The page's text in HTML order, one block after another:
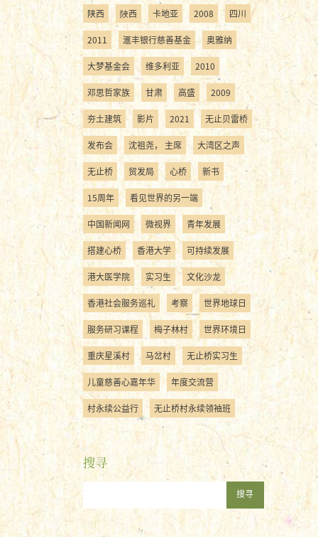
陕西 陜西 卡地亚 2008 四川
2011 滙丰银行慈善基金 奥雅纳
大梦基金会 维多利亚 2010
邓思哲家族 甘肃 高盛 2009
夯土建筑 影片 2021 无止贝雷桥
发布会 沈祖尧， 主席 大湾区之声
无止桥 贸发局 心桥 新书
15周年 看见世界的另一端
中国新闻网 微视界 青年发展
搭建心桥 香港大学 可持续发展
港大医学院 实习生 文化沙龙
香港社会服务巡礼 考察 世界地球日
服务研习课程 梅子林村 世界环境日
重庆星溪村 马岔村 无止桥实习生
儿童慈善心嘉年华 年度交流营
村永续公益行 无止桥村永续领袖班
搜寻
搜寻